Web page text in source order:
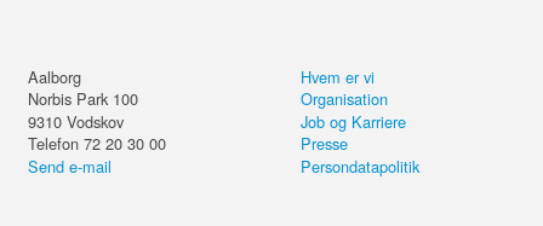
Aalborg
Norbis Park 100
9310 Vodskov
Telefon 72 20 30 00
Send e-mail
Hvem er vi
Organisation
Job og Karriere
Presse
Persondatapolitik